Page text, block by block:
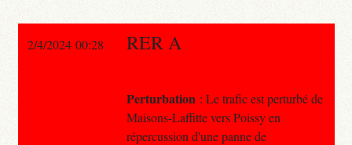
2/4/2024 00:28 RER A
Perturbation : Le trafic est perturbé de
Maisons-Laffitte vers Poissy en
répercussion d'une panne de